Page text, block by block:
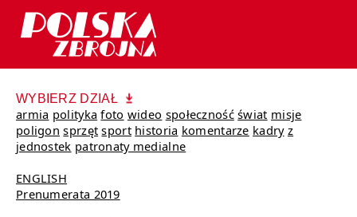
WYBIERZ DZIAŁ
armia polityka foto wideo społeczność świat misje
poligon sprzęt sport historia komentarze kadry z
jednostek patronaty medialne
ENGLISH
Prenumerata 2019